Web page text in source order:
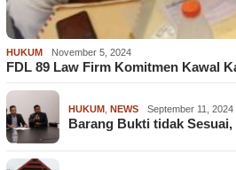
HUKUM November 5, 2024
FDL 89 Law Firm Komitmen Kawal
HUKUM NEWS September 11, 2024
Barang Bukti tidak